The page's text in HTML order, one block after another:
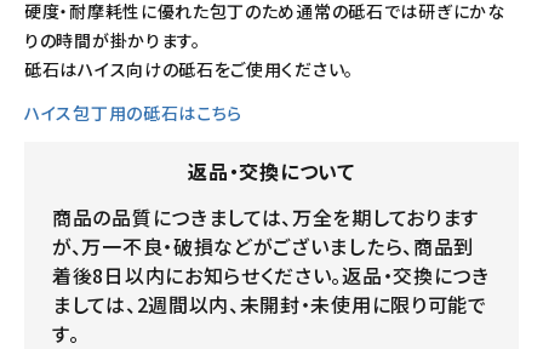
硬度・耐摩耗性に優れた包丁のため通常の砥石では研ぎにかな
りの時間が掛かります。
砥石はハイス向けの砥石をご使用ください。
ハイス包丁用の砥石はこちら
返品・交換について
商品の品質につきましては、万全を期しております
が、万一不良・破損などがございましたら、商品到
着後8日以内にお知らせください。返品・交換につき
ましては、2週間以内、未開封・未使用に限り可能で
す。